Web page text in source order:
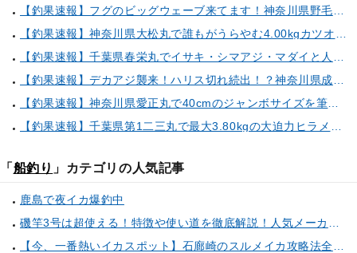
「 船釣り 」カテゴリの人気記事
鹿島で夜イカ爆釣中